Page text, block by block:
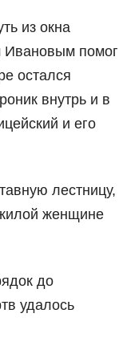
из окна
Ивановым помог
остался
внутрь и в
и его
лестницу,
женщине
до
удалось